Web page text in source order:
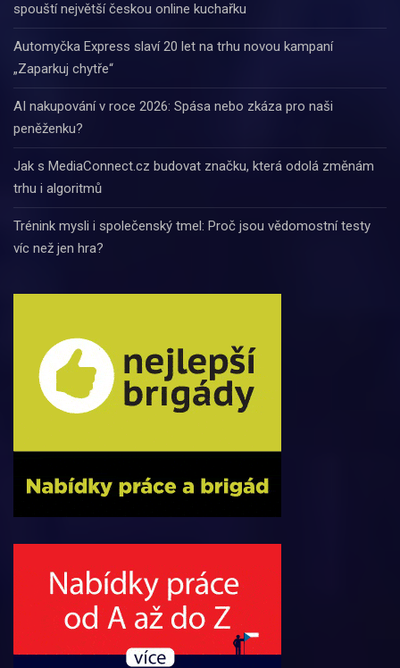
spouští největší českou online kuchařku
Automyčka Express slaví 20 let na trhu novou kampaní
„Zaparkuj chytře“
AI nakupování v roce 2026: Spása nebo zkáza pro naši
peněženku?
Jak s MediaConnect.cz budovat značku, která odolá změnám
trhu i algoritmů
Trénink mysli i společenský tmel: Proč jsou vědomostní testy
víc než jen hra?